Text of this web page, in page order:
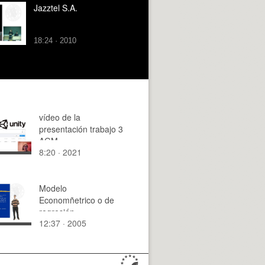
Jazztel S.A.
18:24 · 2010
vídeo de la
presentación trabajo 3
AGM
8:20 · 2021
Modelo
Economñetrico o de
regresión
12:37 · 2005